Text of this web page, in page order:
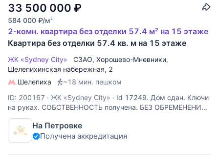
33 500 000 ₽
584 000 ₽/м2
2-комн. квартира без отделки 57.4 м² на 15 этаже
Квартира без отделки 57.4 кв. м на 15 этаже
ЖК «Sydney City» СЗАО, Хорошево-Мневники,
Шелепихинская набережная, 2
Шелепиха
~18 мин. пешком
ID: 200167 · ЖК «Sydney City» · Id 17249. Дом сдан. Ключи
на руках. СОБСТВЕННОСТЬ получена. БЕЗ ОБРЕМЕНЕНИЙ.
Продается 2-х комнатная квартира в ЖК "Sydney City"
бизнес-класса по адресу: г Москва, Шелепихинская
набережная , дом 40,корпус 2- УГЛОВАЯ -С ВИДОМ НА
На Петровке
Получена аккредитация